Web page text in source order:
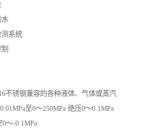
水
系统
不锈钢兼容的各种液体、气体或蒸汽
至0～250MPa 绝压0～0.1MPa
0～-0.1MPa